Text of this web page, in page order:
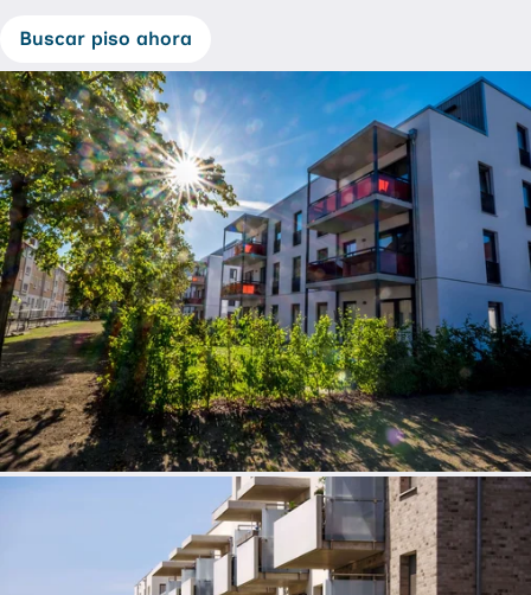
Buscar piso ahora